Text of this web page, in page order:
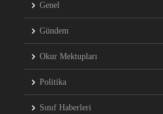
Genel
Gündem
Okur Mektupları
Politika
Sınıf Haberleri